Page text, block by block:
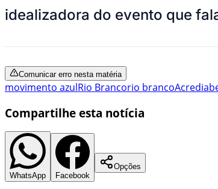
idealizadora do evento que
Comunicar erro nesta matéria
movimento azulRio Brancorio brancoAcre
Compartilhe esta notícia
WhatsApp Facebook
Opções